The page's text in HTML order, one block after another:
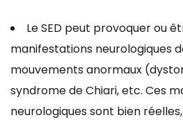
Le SED peut provoquer ou
manifestations neurologiques
mouvements anormaux
syndrome de Chiari, etc. Ces
neurologiques sont bien